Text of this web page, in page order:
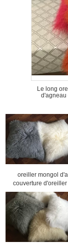
Le long
d'agneau
oreiller mongol
couverture
laine de peau de
bouclée